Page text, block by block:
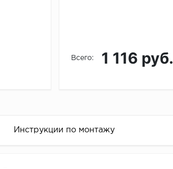
Всего: 1 116 руб.
Инструкции по монтажу